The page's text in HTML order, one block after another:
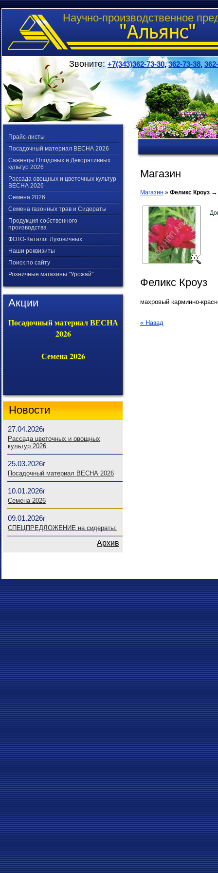
Научно-производственное
Звоните: +7(343)362-73-30,362-73-38,
Прайс-листы
Посадочный материал ВЕСНА 2026
Саженцы Плодовых и Декоративных
культур 2026
Рассада овощных и цветочных культур
ВЕСНА 2026
Семена 2026
Семена газонных трав и Сидераты
Продукция собственного
производства
ФОТО-Каталог Луковичных
Наши реквизиты
Поиск по сайту
Розничные магазины "Урожай"
Акции
Посадочный материал ВЕСНА
2026
Семена 2026
Новости
27.04.2026г
Рассада цветочных и овощных
культур 2026
25.03.2026г
Посадочный материал ВЕСНА 2026
10.01.2026г
Семена 2026
09.01.2026г
СПЕЦПРЕДЛОЖЕНИЕ на сидераты:
Архив
Магазин
Магазин » Феликс Кроуз →
Феликс Кроуз
махровый карминно-
« Назад